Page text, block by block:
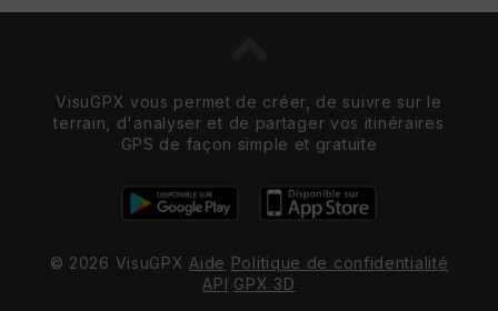
VisuGPX vous permet de créer, de suivre sur le
terrain, d'analyser et de partager vos itinéraires
GPS de façon simple et gratuite
© 2026 VisuGPX Aide Politique de confidentialité
API GPX 3D